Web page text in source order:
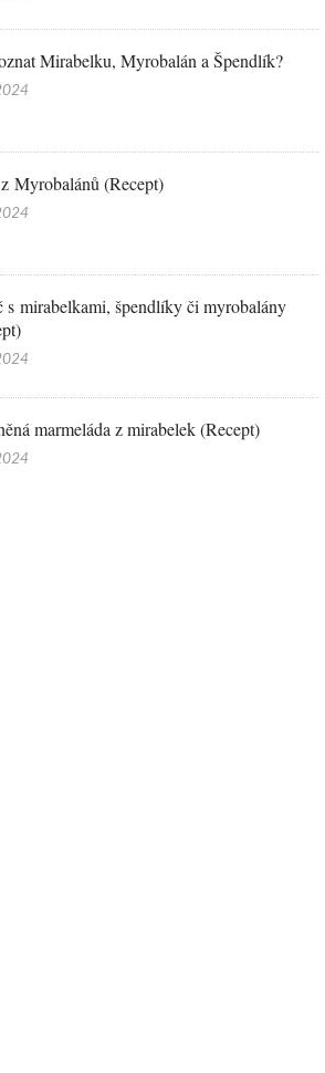
Mirabelku, Myrobalán a Špendlík?
Myrobalánů (Recept)
s mirabelkami, špendlíky či myrobalány
marmeláda z mirabelek (Recept)